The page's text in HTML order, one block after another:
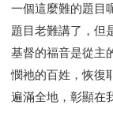
一個這麼難的題目
題目老難講了，但
基督的福音是從主
憫祂的百姓，恢復
遍滿全地，彰顯在